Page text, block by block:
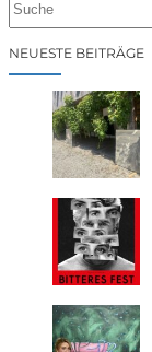
cNEUESTE BEITRÄGE